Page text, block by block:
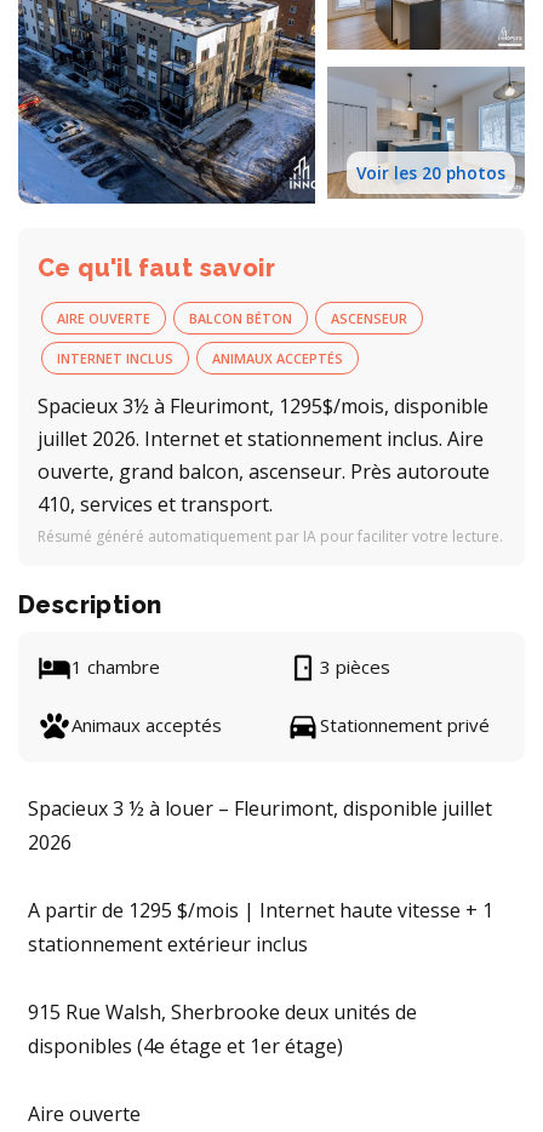
Voir les 20 photos
Ce qu'il faut savoir
AIRE OUVERTE BALCON BÉTON ASCENSEUR
INTERNET INCLUS ANIMAUX ACCEPTÉS
Spacieux 3½ à Fleurimont, 1295$/mois, disponible
juillet 2026. Internet et stationnement inclus. Aire
ouverte, grand balcon, ascenseur. Près autoroute
410, services et transport.
Résumé généré automatiquement par IA pour faciliter votre lecture.
Description
1 chambre 3 pièces
Animaux acceptés Stationnement privé
Spacieux 3 ½ à louer – Fleurimont, disponible juillet
2026
A partir de 1295 $/mois | Internet haute vitesse + 1
stationnement extérieur inclus
915 Rue Walsh, Sherbrooke deux unités de
disponibles (4e étage et 1er étage)
Aire ouverte